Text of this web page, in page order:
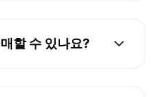
할 수 있나요?